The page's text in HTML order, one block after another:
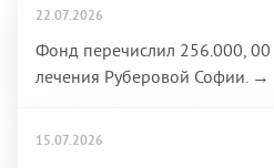
22.07.2026
Фонд перечислил 256.000, 00
лечения Руберовой Софии. →
15.07.2026